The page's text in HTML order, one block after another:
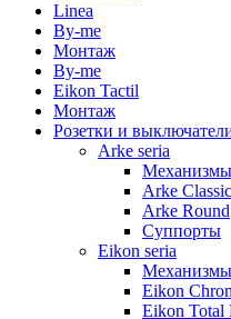
Linea
By-me
Монтаж
By-me
Eikon Tactil
Монтаж
Розетки и
Arke seria
Механизмы
Arke Classic
Arke Round
Суппорты
Eikon seria
Механизмы
Eikon
Eikon Total